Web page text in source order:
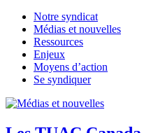
Notre syndicat
Médias et nouvelles
Ressources
Enjeux
Moyens d’action
Se syndiquer